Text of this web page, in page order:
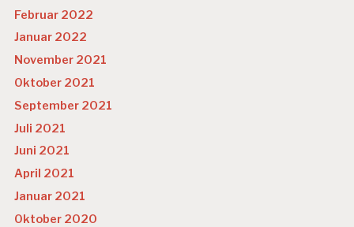
Februar 2022
Januar 2022
November 2021
Oktober 2021
September 2021
Juli 2021
Juni 2021
April 2021
Januar 2021
Oktober 2020